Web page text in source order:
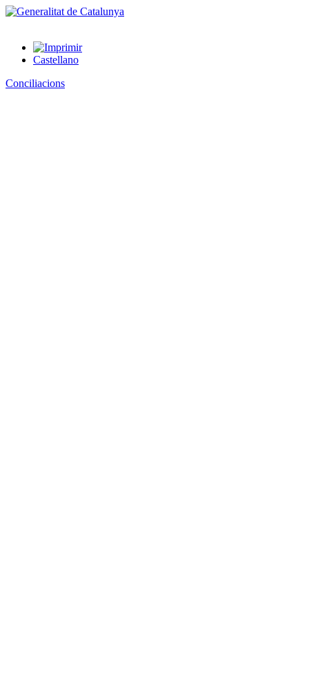
Castellano
Conciliacions